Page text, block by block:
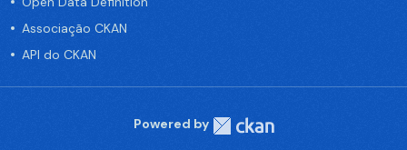
Associação CKAN
API do CKAN
Powered by